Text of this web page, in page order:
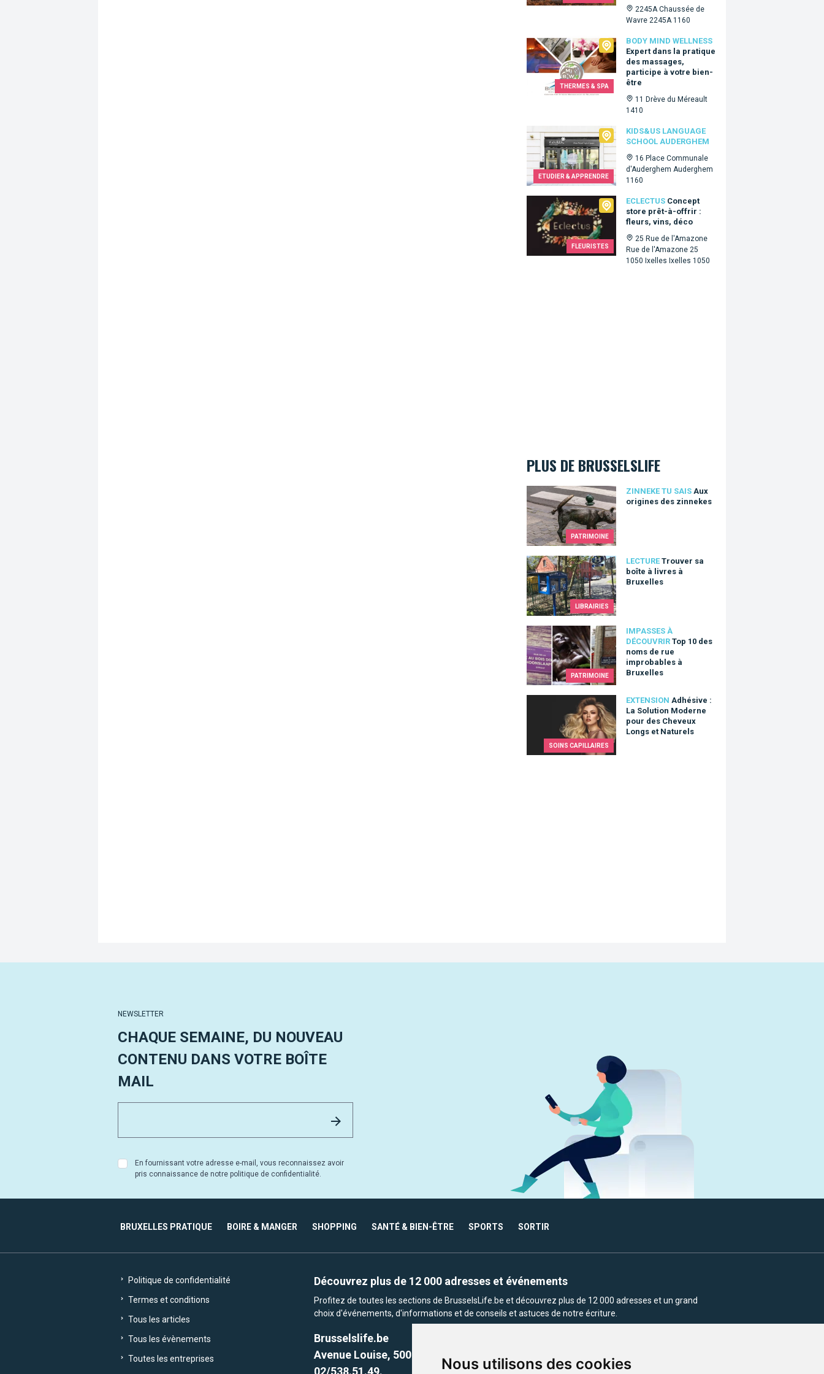
Nous utilisons des cookies
2245A Chaussée de
Wavre 2245A 1160
THERMES & SPA
BODY MIND WELLNESS
Expert dans la pratique
des massages,
participe à votre bien-
être
11 Drève du Méreault
1410
Body Mind Wellness
ETUDIER & APPRENDRE
KIDS&US LANGUAGE
SCHOOL AUDERGHEM
16 Place Communale
d'Auderghem Auderghem
1160
Kids&Us language school Auderghem
FLEURISTES
ECLECTUS Concept
store prêt-à-offrir :
fleurs, vins, déco
25 Rue de l'Amazone
Rue de l'Amazone 25
1050 Ixelles Ixelles 1050
Eclectus
PLUS DE BRUSSELSLIFE
PATRIMOINE
ZINNEKE TU SAIS Aux
origines des zinnekes
Aux origines des zinnekes
LIBRAIRIES
LECTURE Trouver sa
boîte à livres à
Bruxelles
Trouver sa boîte à livres à Bruxelles
PATRIMOINE
IMPASSES À
DÉCOUVRIR Top 10 des
noms de rue
improbables à
Bruxelles
Top 10 des noms de rue improbables à Bruxelles
SOINS CAPILLAIRES
EXTENSION Adhésive :
La Solution Moderne
pour des Cheveux
Longs et Naturels
Adhésive : La Solution Moderne pour des Cheveux Longs et Naturels
NEWSLETTER
CHAQUE SEMAINE, DU NOUVEAU
CONTENU DANS VOTRE BOÎTE
MAIL
En fournissant votre adresse e-mail, vous reconnaissez avoir
pris connaissance de notre politique de confidentialité.
BRUXELLES PRATIQUE BOIRE & MANGER SHOPPING SANTÉ & BIEN-ÊTRE SPORTS SORTIR
Politique de confidentialité
Termes et conditions
Tous les articles
Tous les évènements
Toutes les entreprises
Découvrez plus de 12 000 adresses et événements
Profitez de toutes les sections de BrusselsLife.be et découvrez plus de 12 000 adresses et un grand
choix d'événements, d'informations et de conseils et astuces de notre écriture.
Brusselslife.be
Avenue Louise, 500 -1050 Ixelles, Brussels,
02/538.51.49.